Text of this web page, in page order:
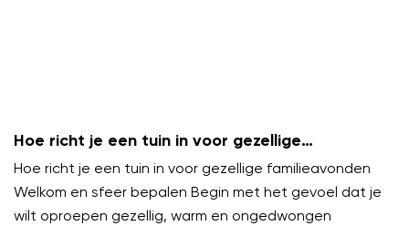
Hoe richt je een tuin in voor gezellige
familieavonden?
Hoe richt je een tuin in voor gezellige familieavonden
Welkom en sfeer bepalen Begin met het gevoel dat je
wilt oproepen gezellig, warm en ongedwongen